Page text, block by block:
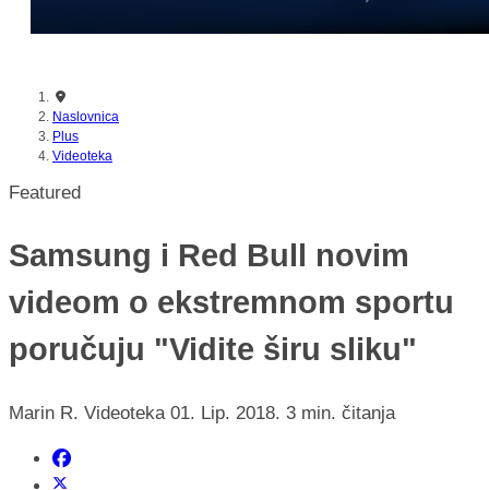
Naslovnica
Plus
Videoteka
Featured
Samsung i Red Bull novim
videom o ekstremnom sportu
poručuju "Vidite širu sliku"
Marin R. Videoteka 01. Lip. 2018. 3 min. čitanja